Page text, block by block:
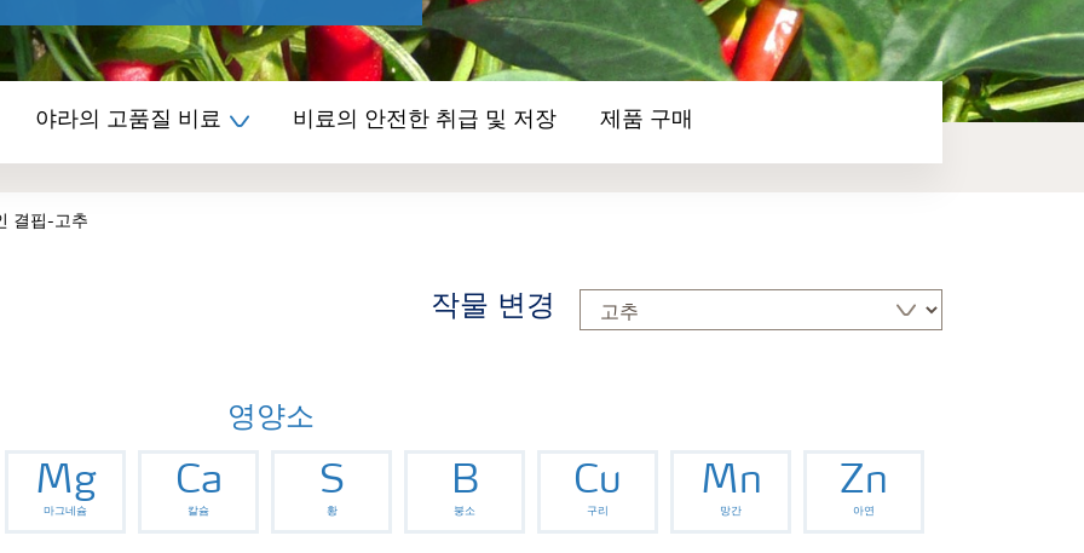
야라의 고품질 비료 비료의 안전한 취급 및 저장 제품 구매
결핍-고추
작물 변경
영양소
Mg
마그네슘
Ca
칼슘
S
황
B
붕소
Cu
구리
Mn
망간
Zn
아연